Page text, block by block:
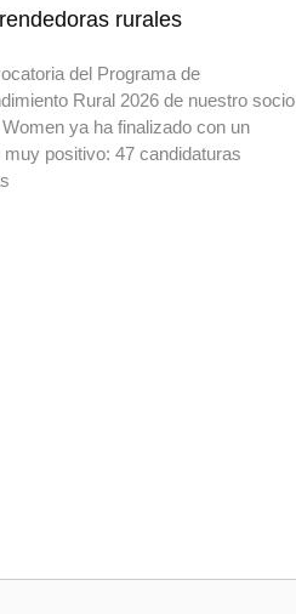
rurales
del Programa de
Rural 2026 de nuestro socio
Women ya ha finalizado con un
muy positivo: 47 candidaturas